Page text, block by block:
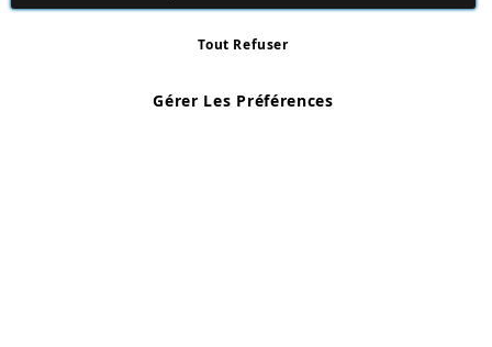
Number: 863029607
Gérer Les Préférences
Tout Refuser